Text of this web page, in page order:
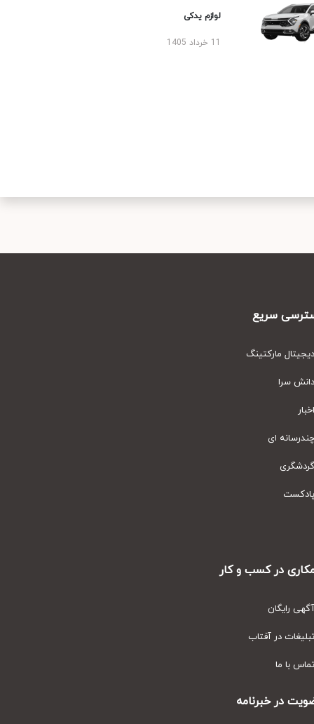
لوازم یدکی
سریع
مارکتینگ
سرا
ای
در کسب و کار
رایگان
در آفتاب
با ما
در خبرنامه